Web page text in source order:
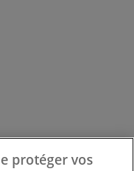
protéger vos